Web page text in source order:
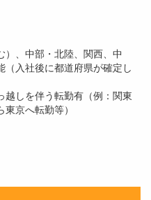
）、中部・北陸、関西、中
（入社後に都道府県が確定し
越しを伴う転勤有（例：関東
京へ転勤等）